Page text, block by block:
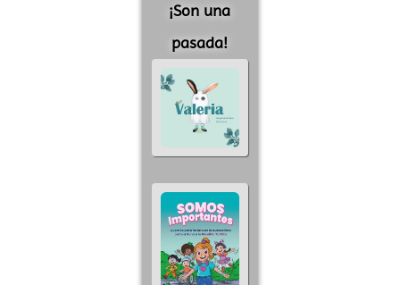
¡Son una
pasada!